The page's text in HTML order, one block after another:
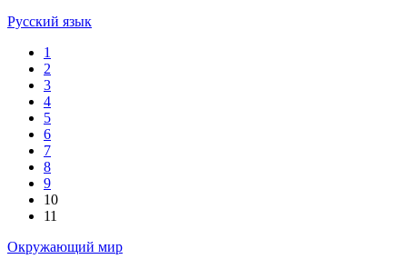
Русский язык
1
2
3
4
5
6
7
8
9
10
11
Окружающий мир